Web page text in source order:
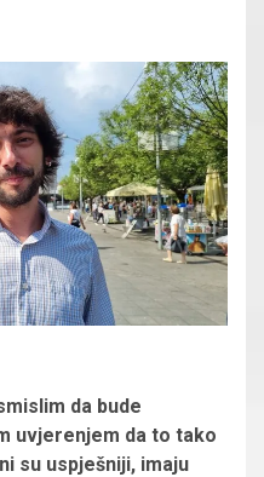
da bude
uvjerenjem da to tako
su uspješniji, imaju